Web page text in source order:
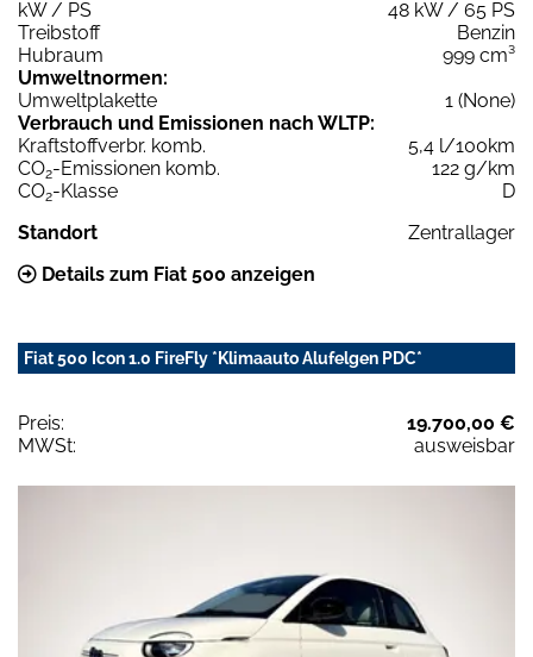
kW / PS
48 kW / 65 PS
Treibstoff
Benzin
Hubraum
999 cm³
Umweltnormen:
Umweltplakette
1 (None)
Verbrauch und Emissionen nach WLTP:
Kraftstoffverbr. komb.
5,4 l/100km
CO2-Emissionen komb.
122 g/km
CO2-Klasse
D
Standort
Zentrallager
Details zum Fiat 500 anzeigen
Fiat 500 Icon 1.0 FireFly *Klimaauto Alufelgen PDC*
Preis:
19.700,00 €
MWSt:
ausweisbar